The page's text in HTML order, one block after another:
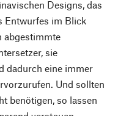
Designs, das
Entwurfes im Blick
abgestimmte
sie
dadurch eine immer
Und sollten
benötigen, so lassen